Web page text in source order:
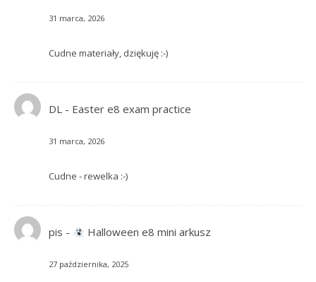
31 marca, 2026
Cudne materiały, dziękuję :-)
DL- Easter e8 exam practice
31 marca, 2026
Cudne - rewelka :-)
pis - Halloween e8 mini arkusz
27 października, 2025